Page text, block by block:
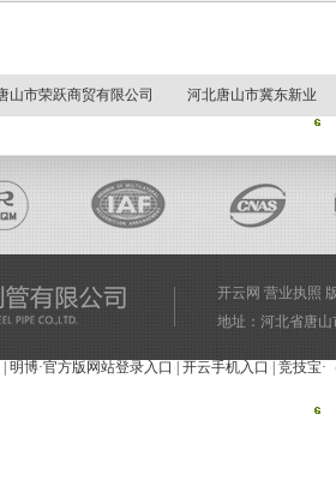
山市荣跃商贸有限公司 河北唐山市冀东新业
开云网 营业执照
地址：河北省唐山
明博·官方版网站登录入口 开云手机入口 竞技宝·